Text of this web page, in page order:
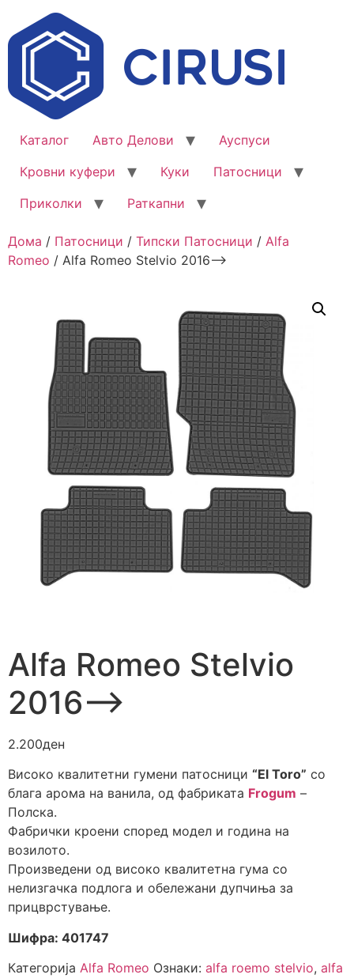
Каталог Авто Делови
Ауспуси
Кровни куфери
Куки
Патосници
Приколки
Раткапни
Дома / Патосници / Типски Патосници / Alfa
Romeo / Alfa Romeo Stelvio 2016–>
Alfa Romeo Stelvio
2016–>
2.200ден
Високо квалитетни гумени патосници “El Toro” со
блага арома на ванила, од фабриката Frogum –
Полска.
Фабрички кроени според модел и година на
возилото.
Произведени од високо квалитетна гума со
нелизгачка подлога и обележани дупчиња за
прицврстување.
Шифра: 401747
Категорија Alfa Romeo Ознаки: alfa roemo stelvio, alfa